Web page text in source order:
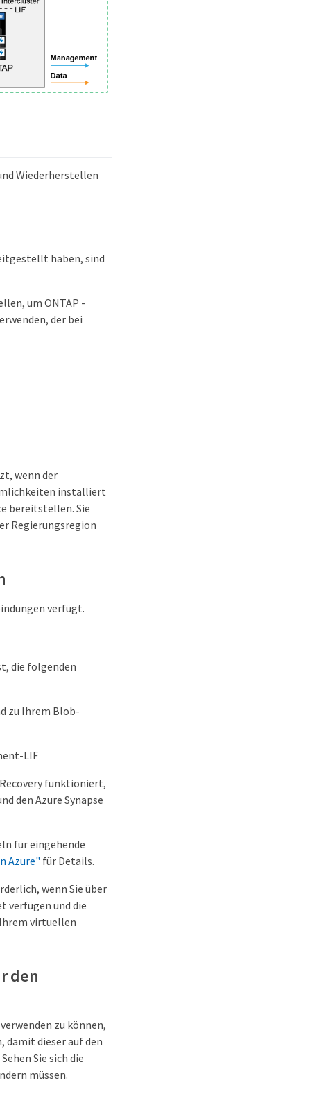
Wiederherstellen
haben, sind
um ONTAP -
der bei
wenn der
installiert
bereitstellen. Sie
Regierungsregion
verfügt.
die folgenden
zu Ihrem Blob-
LIF
funktioniert,
den Azure Synapse
für eingehende
Azure" für Details.
wenn Sie über
verfügen und die
virtuellen
den
zu können,
damit dieser auf den
Sie sich die
müssen.